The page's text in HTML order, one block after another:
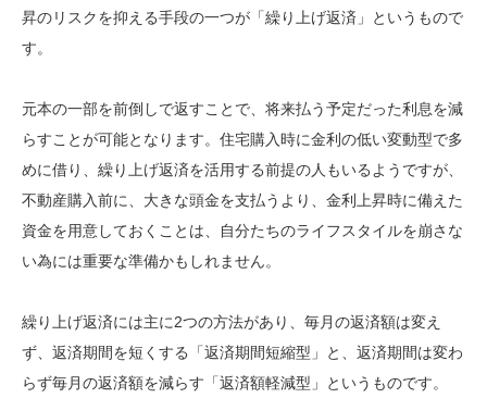
昇のリスクを抑える手段の一つが「繰り上げ返済」というもので
す。
元本の一部を前倒しで返すことで、将来払う予定だった利息を減
らすことが可能となります。住宅購入時に金利の低い変動型で多
めに借り、繰り上げ返済を活用する前提の人もいるようですが、
不動産購入前に、大きな頭金を支払うより、金利上昇時に備えた
資金を用意しておくことは、自分たちのライフスタイルを崩さな
い為には重要な準備かもしれません。
繰り上げ返済には主に2つの方法があり、毎月の返済額は変え
ず、返済期間を短くする「返済期間短縮型」と、返済期間は変わ
らず毎月の返済額を減らす「返済額軽減型」というものです。